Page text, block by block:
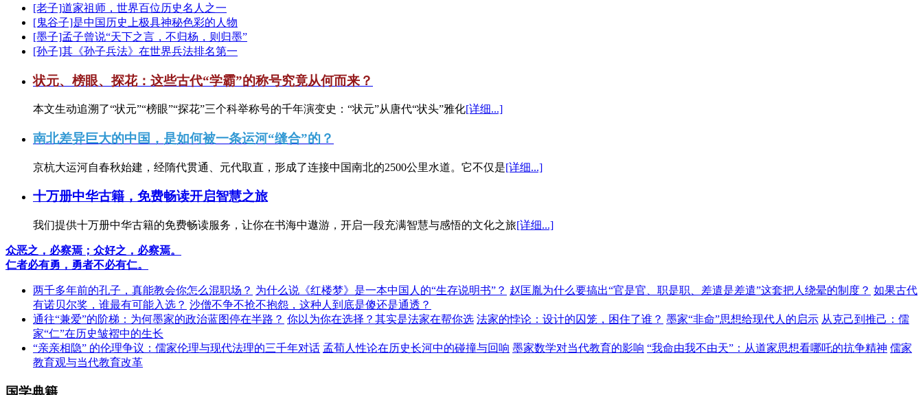
[老子]道家祖师，世界百位历史名人之一
[鬼谷子]是中国历史上极具神秘色彩的人物
[墨子]孟子曾说“天下之言，不归杨，则归墨”
[孙子]其《孙子兵法》在世界兵法排名第一
状元、榜眼、探花：这些古代“学霸”的称号究竟从何而来？
本文生动追溯了“状元”“榜眼”“探花”三个科举称号的千年演变史：“状元”从唐代“状头”雅化[详细...]
南北差异巨大的中国，是如何被一条运河“缝合”的？
京杭大运河自春秋始建，经隋代贯通、元代取直，形成了连接中国南北的2500公里水道。它不仅是[详细...]
十万册中华古籍，免费畅读开启智慧之旅
我们提供十万册中华古籍的免费畅读服务，让你在书海中遨游，开启一段充满智慧与感悟的文化之旅[详细...]
众恶之，必察焉；众好之，必察焉。
仁者必有勇，勇者不必有仁。
两千多年前的孔子，真能教会你怎么混职场？ 为什么说《红楼梦》是一本中国人的“生存说明书”？ 赵匡胤为什么要搞出“官是官、职是职、差遣是差遣”这套把人绕晕的制度？ 如果古代
有诺贝尔奖，谁最有可能入选？ 沙僧不争不抢不抱怨，这种人到底是傻还是通透？
通往“兼爱”的阶梯：为何墨家的政治蓝图停在半路？ 你以为你在选择？其实是法家在帮你选 法家的悖论：设计的囚笼，困住了谁？ 墨家“非命”思想给现代人的启示 从克己到推己：儒
家“仁”在历史皱褶中的生长
“亲亲相隐” 的伦理争议：儒家伦理与现代法理的三千年对话 孟荀人性论在历史长河中的碰撞与回响 墨家数学对当代教育的影响 “我命由我不由天”：从道家思想看哪吒的抗争精神 儒家
教育观与当代教育改革
国学典籍